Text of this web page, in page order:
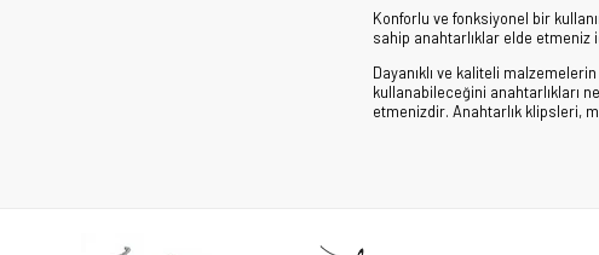
Konforlu ve fonksiyonel bir
sahip anahtarlıklar elde etmeniz
Dayanıklı ve kaliteli
kullanabileceğini anahtarlıkları
etmenizdir. Anahtarlık klipsleri,